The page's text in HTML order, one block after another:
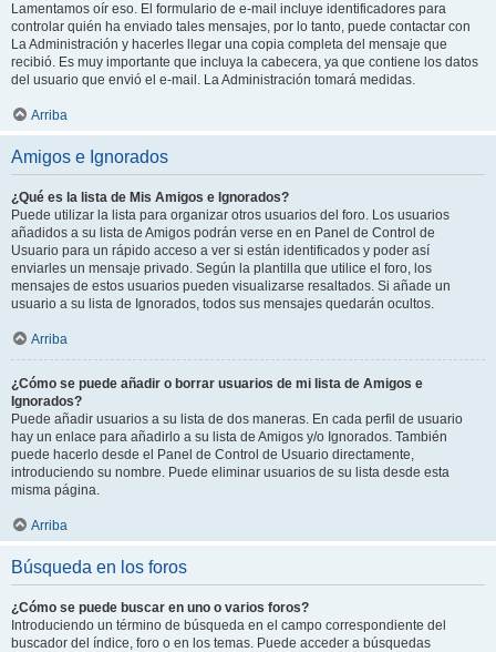
Lamentamos oír eso. El formulario de e-mail incluye identificadores para
controlar quién ha enviado tales mensajes, por lo tanto, puede contactar con
La Administración y hacerles llegar una copia completa del mensaje que
recibió. Es muy importante que incluya la cabecera, ya que contiene los datos
del usuario que envió el e-mail. La Administración tomará medidas.
Arriba
Amigos e Ignorados
¿Qué es la lista de Mis Amigos e Ignorados?
Puede utilizar la lista para organizar otros usuarios del foro. Los usuarios
añadidos a su lista de Amigos podrán verse en en Panel de Control de
Usuario para un rápido acceso a ver si están identificados y poder así
enviarles un mensaje privado. Según la plantilla que utilice el foro, los
mensajes de estos usuarios pueden visualizarse resaltados. Si añade un
usuario a su lista de Ignorados, todos sus mensajes quedarán ocultos.
Arriba
¿Cómo se puede añadir o borrar usuarios de mi lista de Amigos e
Ignorados?
Puede añadir usuarios a su lista de dos maneras. En cada perfil de usuario
hay un enlace para añadirlo a su lista de Amigos y/o Ignorados. También
puede hacerlo desde el Panel de Control de Usuario directamente,
introduciendo su nombre. Puede eliminar usuarios de su lista desde esta
misma página.
Arriba
Búsqueda en los foros
¿Cómo se puede buscar en uno o varios foros?
Introduciendo un término de búsqueda en el campo correspondiente del
buscador del índice, foro o en los temas. Puede acceder a búsquedas